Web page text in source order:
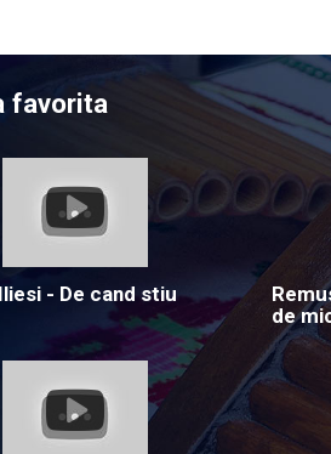
favorita
- De cand stiu
de